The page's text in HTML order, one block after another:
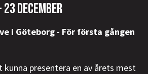
23 DECEMBER
i Göteborg - För första gången
kunna presentera en av årets mest